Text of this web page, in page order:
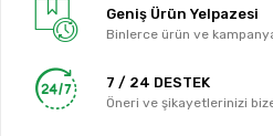
Geniş Ürün Yelpazesi
Binlerce ürün ve
7 / 24 DESTEK
Öneri ve şikayetlerinizi